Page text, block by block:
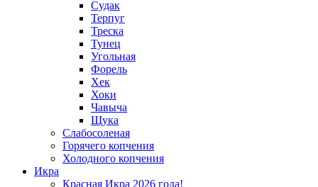
Судак
Терпуг
Треска
Тунец
Угольная
Форель
Хек
Хоки
Чавыча
Щука
Слабосоленая
Горячего копчения
Холодного копчения
Икра
Красная Икра 2026 года!